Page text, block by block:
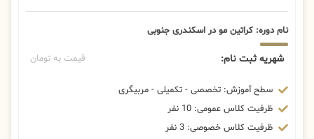
نام دوره: کراتین مو در اسکندری جنوبی
شهریه ثبت نام: قیمت به تومان
سطح آموزش: تخصصی - تکمیلی - مربیگری
ظرفیت کلاس عمومی: 10 نفر
ظرفیت کلاس خصوصی: 3 نفر